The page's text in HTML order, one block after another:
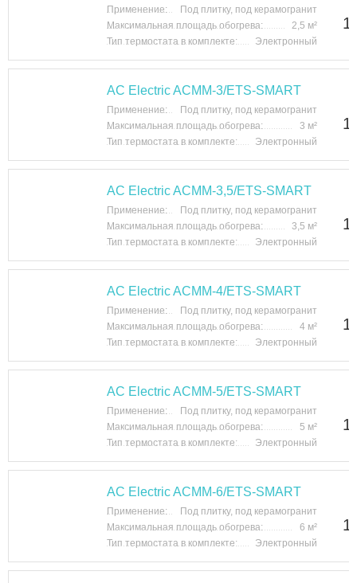
Применение:
Под плитку, под керамогранит
Максимальная площадь обогрева:
2,5 м²
Тип термостата в комплекте:
Электронный
AC Electric ACMM-3/ETS-SMART
Применение:
Под плитку, под керамогранит
Максимальная площадь обогрева:
3 м²
Тип термостата в комплекте:
Электронный
AC Electric ACMM-3,5/ETS-SMART
Применение:
Под плитку, под керамогранит
Максимальная площадь обогрева:
3,5 м²
Тип термостата в комплекте:
Электронный
AC Electric ACMM-4/ETS-SMART
Применение:
Под плитку, под керамогранит
Максимальная площадь обогрева:
4 м²
Тип термостата в комплекте:
Электронный
AC Electric ACMM-5/ETS-SMART
Применение:
Под плитку, под керамогранит
Максимальная площадь обогрева:
5 м²
Тип термостата в комплекте:
Электронный
AC Electric ACMM-6/ETS-SMART
Применение:
Под плитку, под керамогранит
Максимальная площадь обогрева:
6 м²
Тип термостата в комплекте:
Электронный